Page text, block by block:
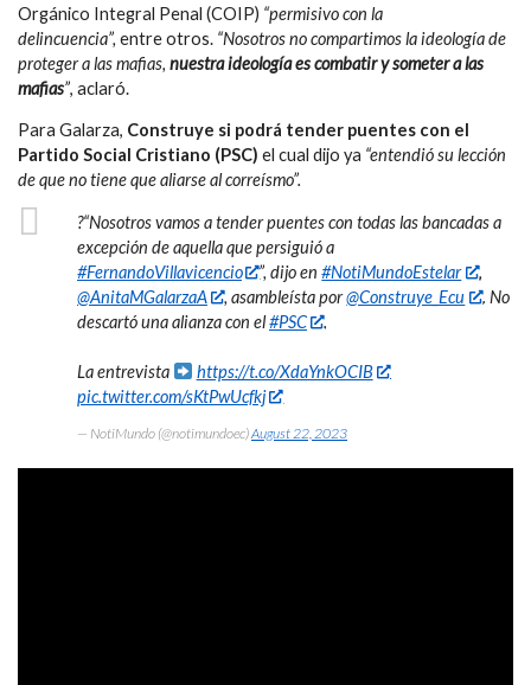
Orgánico Integral Penal (COIP) “permisivo con la
delincuencia”, entre otros. “Nosotros no compartimos la ideología de
proteger a las mafias, nuestra ideología es combatir y someter a las
mafias”, aclaró.
Para Galarza, Construye si podrá tender puentes con el
Partido Social Cristiano (PSC) el cual dijo ya “entendió su lección
de que no tiene que aliarse al correísmo”.
?“Nosotros vamos a tender puentes con todas las bancadas a
excepción de aquella que persiguió a
#FernandoVillavicencio
”, dijo en#NotiMundoEstelar
,
@AnitaMGalarzaA
, asambleísta por@Construye_Ecu
. No
descartó una alianza con el#PSC .
La entrevista
https://t.co/XdaYnkOCIB
pic.twitter.com/sKtPwUcfkj
— NotiMundo (@notimundoec)August 22, 2023